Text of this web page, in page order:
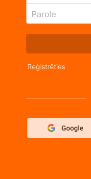
Parole
Reģistrēties